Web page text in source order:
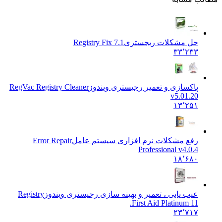
حل مشکلات ریجستریRegistry Fix 7.1
۳۳٬۲۳۳
پاکسازی و تعمیر رجیستری ویندوزRegVac Registry Cleaner
v5.01.20
۱۳٬۲۵۱
رفع مشکلات نرم افزاری سیستم عاملError Repair
Professional v4.0.4
۱۸٬۶۸۰
عیب یابی ، تعمیر و بهینه سازی رجیستری ویندوزRegistry
First Aid Platinum 11.
۲۳٬۷۱۷